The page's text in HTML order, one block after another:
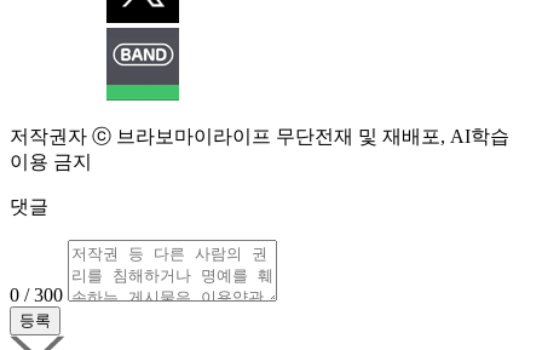
저작권자 ⓒ 브라보마이라이프 무단전재 및 재배포, AI학습
이용 금지
댓글
0 / 300